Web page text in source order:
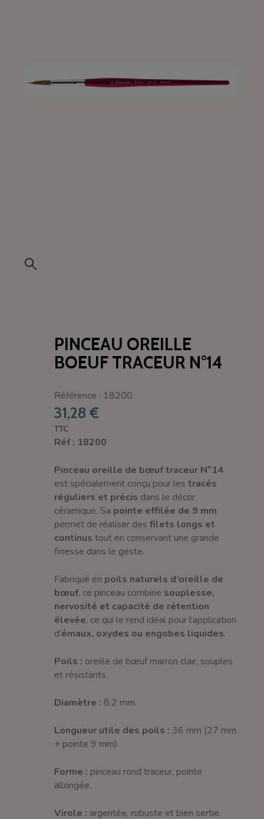
PINCEAU OREILLE
BOEUF TRACEUR N°14
Référence : 18200
31,28 €
TTC
Réf : 18200
Pinceau oreille de bœuf traceur N°14
est spécialement conçu pour lestracés
réguliers et précis dans le décor
céramique. Sa pointe effilée de 9 mm
permet de réaliser desfilets longs et
continus tout en conservant une grande
finesse dans le geste.
Fabriqué en poils naturels d’oreille de
bœuf, ce pinceau combine souplesse,
nervosité et capacité de rétention
élevée, ce qui le rend idéal pour l’application
d’émaux, oxydes ou engobes liquides.
Poils : oreille de bœuf marron clair, souples
et résistants.
Diamètre : 8.2 mm.
Longueur utile des poils : 36 mm (27 mm
+ pointe 9 mm).
Forme : pinceau rond traceur, pointe
allongée.
Virole : argentée, robuste et bien sertie.